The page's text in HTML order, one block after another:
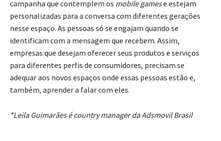
campanha que contemplem os mobile gamese estejam
personalizadas para a conversa com diferentes gerações
nesse espaço. As pessoas só se engajam quando se
identificam com a mensagem que recebem. Assim,
empresas que desejam oferecer seus produtos e serviços
para diferentes perfis de consumidores, precisam se
adequar aos novos espaços onde essas pessoas estão e,
também, aprender a falar com eles.
*Leila Guimarães é country manager da Adsmovil Brasil